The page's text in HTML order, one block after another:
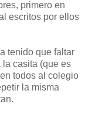
primero en
escritos por ellos
tenido que faltar
la casita (que es
todos al colegio
la misma